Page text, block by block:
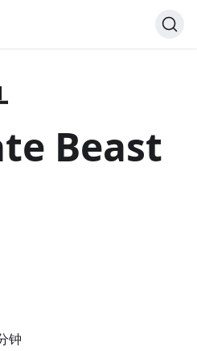
Beast
钟